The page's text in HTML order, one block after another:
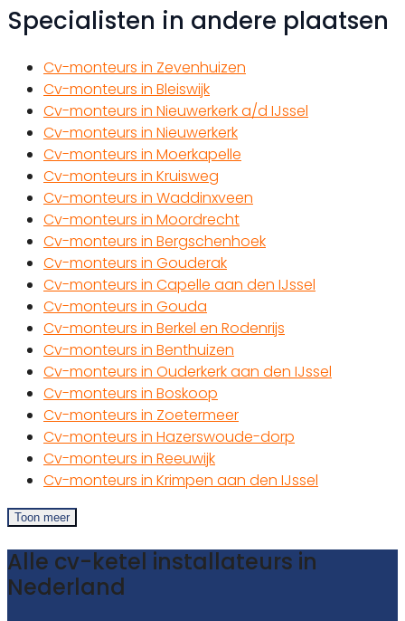
Specialisten in andere plaatsen
Cv-monteurs in Zevenhuizen
Cv-monteurs in Bleiswijk
Cv-monteurs in Nieuwerkerk a/d IJssel
Cv-monteurs in Nieuwerkerk
Cv-monteurs in Moerkapelle
Cv-monteurs in Kruisweg
Cv-monteurs in Waddinxveen
Cv-monteurs in Moordrecht
Cv-monteurs in Bergschenhoek
Cv-monteurs in Gouderak
Cv-monteurs in Capelle aan den IJssel
Cv-monteurs in Gouda
Cv-monteurs in Berkel en Rodenrijs
Cv-monteurs in Benthuizen
Cv-monteurs in Ouderkerk aan den IJssel
Cv-monteurs in Boskoop
Cv-monteurs in Zoetermeer
Cv-monteurs in Hazerswoude-dorp
Cv-monteurs in Reeuwijk
Cv-monteurs in Krimpen aan den IJssel
Toon meer
Alle cv-ketel installateurs in
Nederland